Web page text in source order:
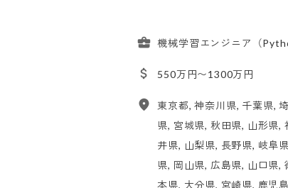
機械学習エンジニア（
550万円〜1300万円
東京都, 神奈川県, 千葉県,
県, 宮城県, 秋田県, 山形県,
井県, 山梨県, 長野県, 岐阜
県, 岡山県, 広島県, 山口県,
本県, 大分県, 宮崎県, 鹿児